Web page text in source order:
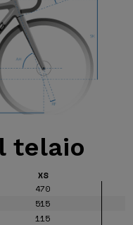
telaio
XS
470
515
115